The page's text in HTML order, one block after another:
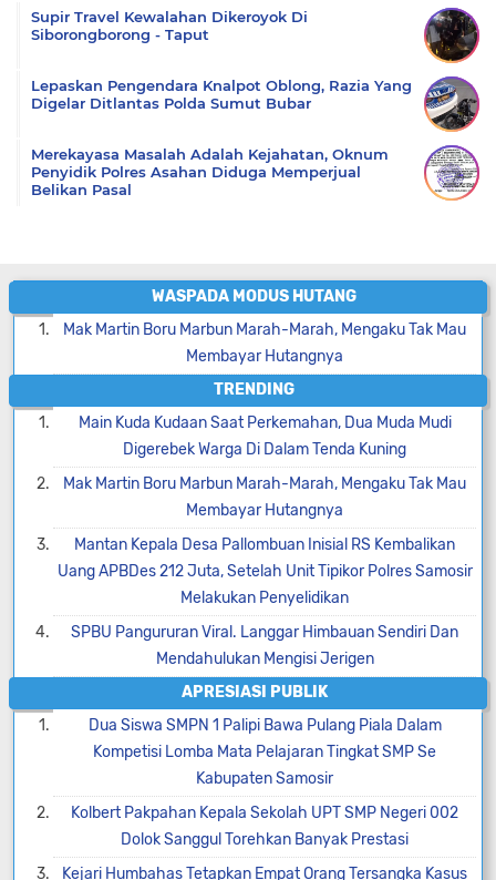
Supir Travel Kewalahan Dikeroyok Di
Siborongborong - Taput
Lepaskan Pengendara Knalpot Oblong, Razia Yang
Digelar Ditlantas Polda Sumut Bubar
Merekayasa Masalah Adalah Kejahatan, Oknum
Penyidik Polres Asahan Diduga Memperjual
Belikan Pasal
WASPADA MODUS HUTANG
Mak Martin Boru Marbun Marah-Marah, Mengaku Tak Mau
Membayar Hutangnya
TRENDING
Main Kuda Kudaan Saat Perkemahan, Dua Muda Mudi
Digerebek Warga Di Dalam Tenda Kuning
Mak Martin Boru Marbun Marah-Marah, Mengaku Tak Mau
Membayar Hutangnya
Mantan Kepala Desa Pallombuan Inisial RS Kembalikan
Uang APBDes 212 Juta, Setelah Unit Tipikor Polres Samosir
Melakukan Penyelidikan
SPBU Pangururan Viral. Langgar Himbauan Sendiri Dan
Mendahulukan Mengisi Jerigen
APRESIASI PUBLIK
Dua Siswa SMPN 1 Palipi Bawa Pulang Piala Dalam
Kompetisi Lomba Mata Pelajaran Tingkat SMP Se
Kabupaten Samosir
Kolbert Pakpahan Kepala Sekolah UPT SMP Negeri 002
Dolok Sanggul Torehkan Banyak Prestasi
Kejari Humbahas Tetapkan Empat Orang Tersangka Kasus